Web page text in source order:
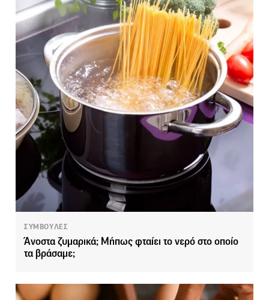
ΣΥΜΒΟΥΛΕΣ
Άνοστα ζυμαρικά; Μήπως φταίει το νερό στο οποίο
τα βράσαμε;